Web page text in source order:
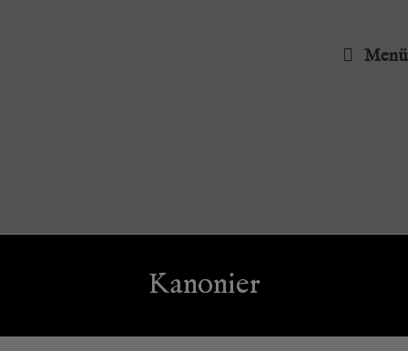
Menü
Kano­nier